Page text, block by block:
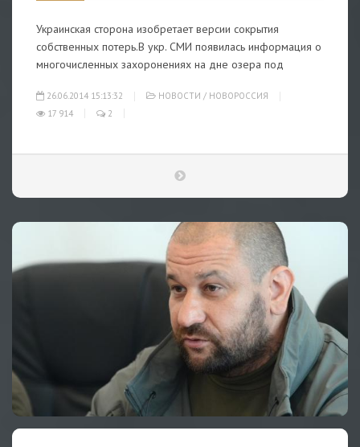
Украинская сторона изобретает версии сокрытия
собственных потерь.В укр. СМИ появилась информация о
многочисленных захоронениях на дне озера под
26.06.2014 15:13:32 НОВОСТИ / НОВОРОССИЯ
17 914
2